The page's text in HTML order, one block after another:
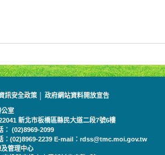
訊安全政策 政府網站資料開放宣告
室
新北市板橋區縣民大道二段7號6樓
： (02)8969-2099
：(02)8969-2239 E-mail：rdss@tmc.moi.gov.tw
管理中心